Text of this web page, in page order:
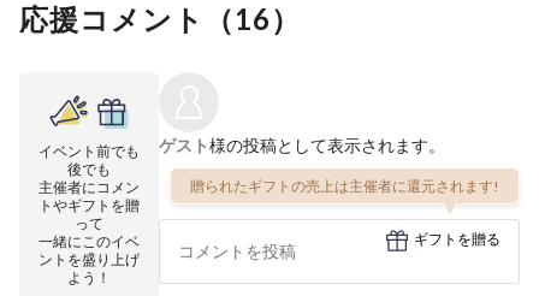
応援コメント（16）
イベント前でも
後でも
主催者にコメン
トやギフトを贈
って
一緒にこのイベ
ントを盛り上げ
よう！
ゲスト様の投稿として表示されます。
贈られたギフトの売上は主催者に還元されます!
ギフトを贈る